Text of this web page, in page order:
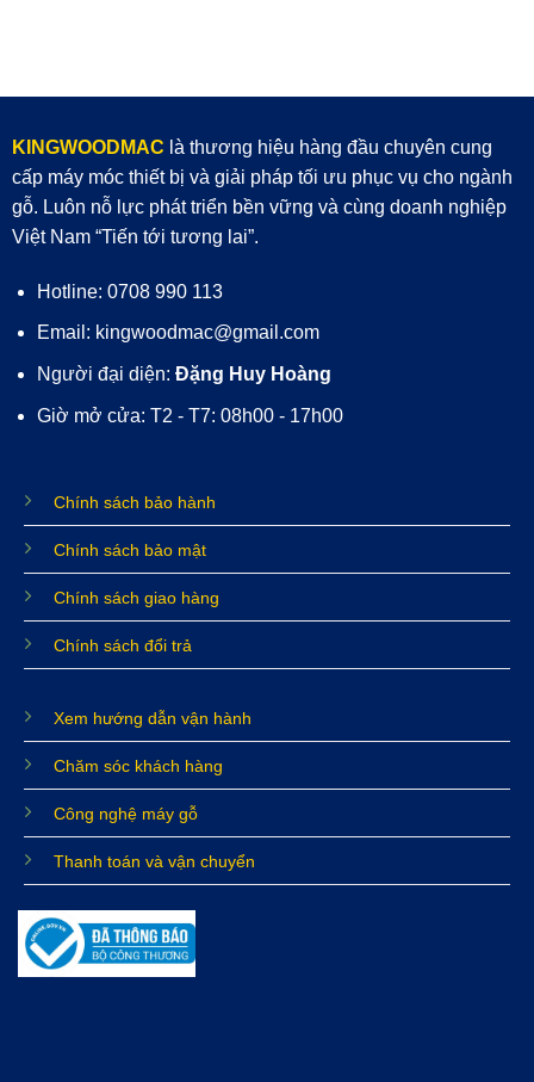
KINGWOODMAC là thương hiệu hàng đầu chuyên cung
cấp máy móc thiết bị và giải pháp tối ưu phục vụ cho ngành
gỗ. Luôn nỗ lực phát triển bền vững và cùng doanh nghiệp
Việt Nam “Tiến tới tương lai”.
Hotline: 0708 990 113
Email: kingwoodmac@gmail.com
Người đại diện: Đặng Huy Hoàng
Giờ mở cửa: T2 - T7: 08h00 - 17h00
Chính sách bảo hành
Chính sách bảo mật
Chính sách giao hàng
Chính sách đổi trả
Xem hướng dẫn vận hành
Chăm sóc khách hàng
Công nghệ máy gỗ
Thanh toán và vận chuyển